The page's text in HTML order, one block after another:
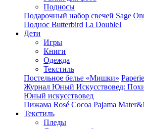
Подносы
Подарочный набор свечей Sage
Поднос Butterbird La DoubleJ
Дети
Игры
Книги
Одежда
Текстиль
Постельное белье «Мишки»
Журнал Юный Искусствовед:
Юный искусствовед
Пижама Rosé Cocoa Pajama
Текстиль
Пледы